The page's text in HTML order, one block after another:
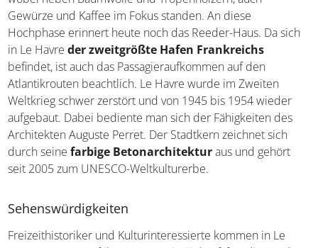
Gewürze und Kaffee im Fokus standen. An diese
Hochphase erinnert heute noch das Reeder-Haus. Da sich
in Le Havreder zweitgrößte Hafen Frankreichs
befindet, ist auch das Passagieraufkommen auf den
Atlantikrouten beachtlich. Le Havre wurde im Zweiten
Weltkrieg schwer zerstört und von 1945 bis 1954 wieder
aufgebaut. Dabei bediente man sich der Fähigkeiten des
Architekten Auguste Perret. Der Stadtkern zeichnet sich
durch seinefarbige Betonarchitekturaus und gehört
seit 2005 zum UNESCO-Weltkulturerbe.
Sehenswürdigkeiten
Freizeithistoriker und Kulturinteressierte kommen in Le